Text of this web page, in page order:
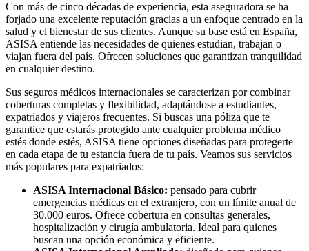
Con más de cinco décadas de experiencia, esta aseguradora se ha
forjado una excelente reputación gracias a un enfoque centrado en la
salud y el bienestar de sus clientes. Aunque su base está en España,
ASISA entiende las necesidades de quienes estudian, trabajan o
viajan fuera del país. Ofrecen soluciones que garantizan tranquilidad
en cualquier destino.
Sus seguros médicos internacionales se caracterizan por combinar
coberturas completas y flexibilidad, adaptándose a estudiantes,
expatriados y viajeros frecuentes. Si buscas una póliza que te
garantice que estarás protegido ante cualquier problema médico
estés donde estés, ASISA tiene opciones diseñadas para protegerte
en cada etapa de tu estancia fuera de tu país. Veamos sus servicios
más populares para expatriados:
ASISA Internacional Básico: pensado para cubrir
emergencias médicas en el extranjero, con un límite anual de
30.000 euros. Ofrece cobertura en consultas generales,
hospitalización y cirugía ambulatoria. Ideal para quienes
buscan una opción económica y eficiente.